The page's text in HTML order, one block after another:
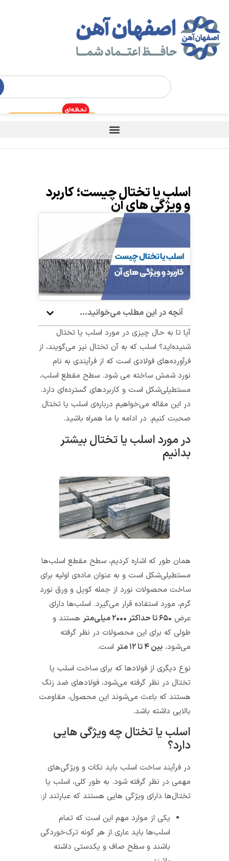
اسلب یا تختال چیست؛ کاربرد
و ویژگی های آن
آنچه در این مطلب می‌خوانید...
آیا تا به حال چیزی در مورد اسلب یا تختال
شنیده‌اید؟ اسلب که به آن تختال نیز می‌گویند، از
فرآورده‌های فولادی است که از فرآیندی به نام
نورد شمش ساخته می شود. سطح مقطع اسلب،
مستطیلی‌شکل است و کاربردهای گسترده‌ای دارد.
در این مقاله می‌خواهیم درباره‌ی اسلب یا تختال
صحبت کنیم. در ادامه با ما همراه باشید.
در مورد اسلب یا تختال بیشتر
همان طور که اشاره کردیم، سطح مقطع اسلب‌ها
مستطیلی‌شکل است و به عنوان ماده‌ی اولیه برای
ساخت محصولات نورد از جمله کویل و ورق نورد
گرم، مورد استفاده قرار می‌گیرد. اسلب‌ها دارای
هستند و
طولی که برای این محصولات در نظر گرفته
بین ۴ تا ۱۲ متر
است.
نوع دیگری از فولادها که برای ساخت اسلب یا
تختال در نظر گرفته می‌شود، فولادهای ضد زنگ
هستند که باعث می‌شوند این محصول، مقاومت
بالایی داشته باشد.
اسلب یا تختال چه ویژگی هایی
در فرآیند ساخت اسلب باید نکات و ویژگی‌های
مهمی در نظر گرفته شود. به طور کلی، اسلب یا
تختال‌ها دارای ویژگی هایی هستند که عبارتند از:
یکی از موارد مهم این است که تمام
اسلب‌ها باید عاری از هر گونه ترک‌خوردگی
باشند و سطح صاف و یکدستی داشته